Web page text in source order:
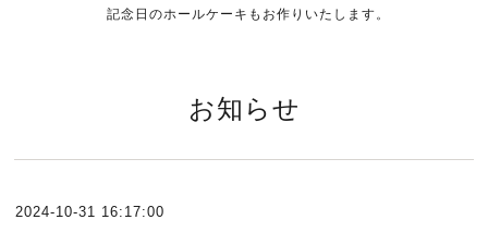
記念日のホールケーキもお作りいたします。
お知らせ
2024-10-31 16:17:00